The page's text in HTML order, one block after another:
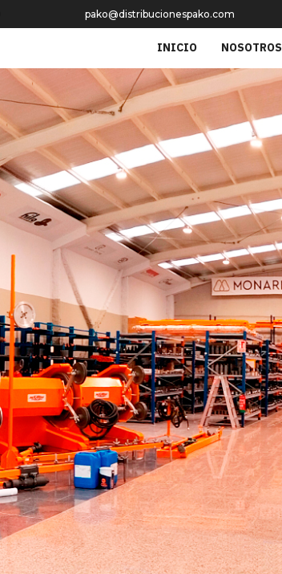
pako@distribucionespako.com
INICIO NOSOTROS